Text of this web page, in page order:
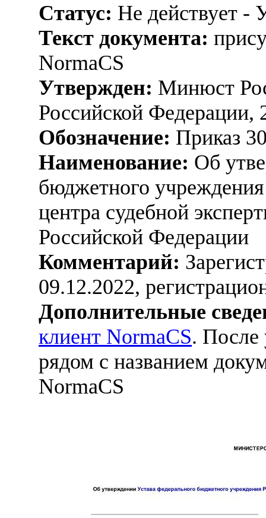
Статус: Не действует -
Текст документа:
NormaCS
Утвержден: Минюст
Российской Федерации,
Обозначение: Приказ
Наименование: Об
бюджетного
центра судебной
Российской Федерации
Комментарий:
09.12.2022,
Дополнительные
клиент NormaCS. После
рядом с названием
NormaCS